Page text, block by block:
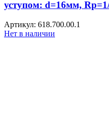
уступом: d=16мм,
Артикул: 618.700.00.1
Нет в наличии